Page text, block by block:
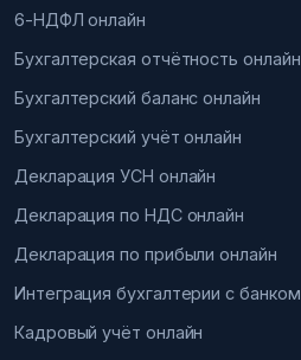
6-НДФЛ онлайн
Бухгалтерская отчётность онлайн
Бухгалтерский баланс онлайн
Бухгалтерский учёт онлайн
Декларация УСН онлайн
Декларация по НДС онлайн
Декларация по прибыли онлайн
Интеграция бухгалтерии с банком
Кадровый учёт онлайн